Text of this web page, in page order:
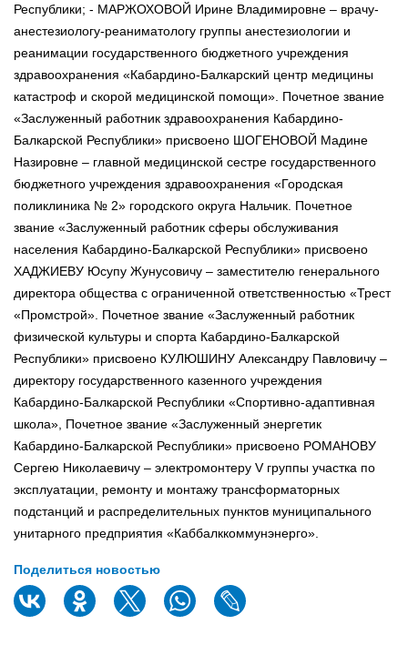
Республики; - МАРЖОХОВОЙ Ирине Владимировне – врачу-
анестезиологу-реаниматологу группы анестезиологии и
реанимации государственного бюджетного учреждения
здравоохранения «Кабардино-Балкарский центр медицины
катастроф и скорой медицинской помощи». Почетное звание
«Заслуженный работник здравоохранения Кабардино-
Балкарской Республики» присвоено ШОГЕНОВОЙ Мадине
Назировне – главной медицинской сестре государственного
бюджетного учреждения здравоохранения «Городская
поликлиника № 2» городского округа Нальчик. Почетное
звание «Заслуженный работник сферы обслуживания
населения Кабардино-Балкарской Республики» присвоено
ХАДЖИЕВУ Юсупу Жунусовичу – заместителю генерального
директора общества с ограниченной ответственностью «Трест
«Промстрой». Почетное звание «Заслуженный работник
физической культуры и спорта Кабардино-Балкарской
Республики» присвоено КУЛЮШИНУ Александру Павловичу –
директору государственного казенного учреждения
Кабардино-Балкарской Республики «Спортивно-адаптивная
школа», Почетное звание «Заслуженный энергетик
Кабардино-Балкарской Республики» присвоено РОМАНОВУ
Сергею Николаевичу – электромонтеру V группы участка по
эксплуатации, ремонту и монтажу трансформаторных
подстанций и распределительных пунктов муниципального
унитарного предприятия «Каббалккоммунэнерго».
Поделиться новостью